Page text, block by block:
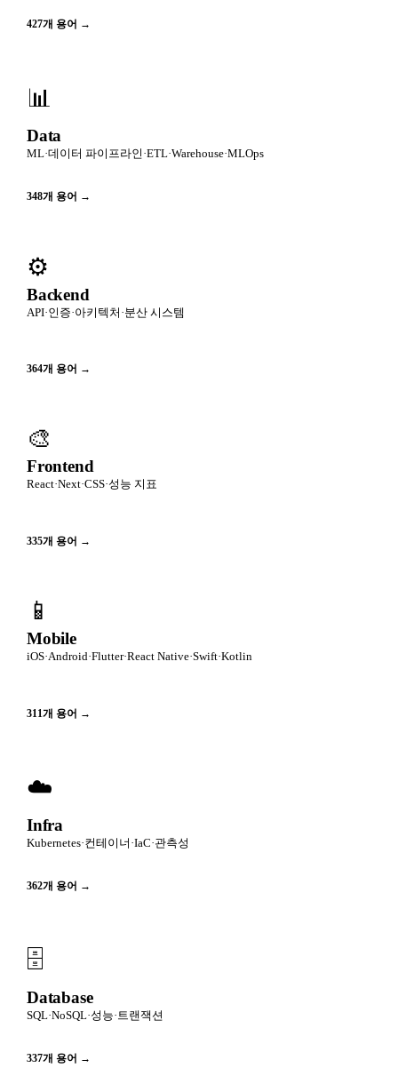
427개 용어 →
📊
Data
ML·데이터 파이프라인·ETL·Warehouse·MLOps
348개 용어 →
⚙️
Backend
API·인증·아키텍처·분산 시스템
364개 용어 →
🎨
Frontend
React·Next·CSS·성능 지표
335개 용어 →
📱
Mobile
iOS·Android·Flutter·React Native·Swift·Kotlin
311개 용어 →
☁️
Infra
Kubernetes·컨테이너·IaC·관측성
362개 용어 →
🗄️
Database
SQL·NoSQL·성능·트랜잭션
337개 용어 →